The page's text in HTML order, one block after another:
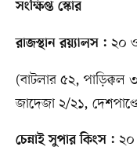
সংক্ষিপ্ত স্কোর
রাজস্থান রয়্যালস : ২০
(বাটলার ৫২,
জাদেজা ২/২১,
চেন্নাই সুপার কিংস : ২০